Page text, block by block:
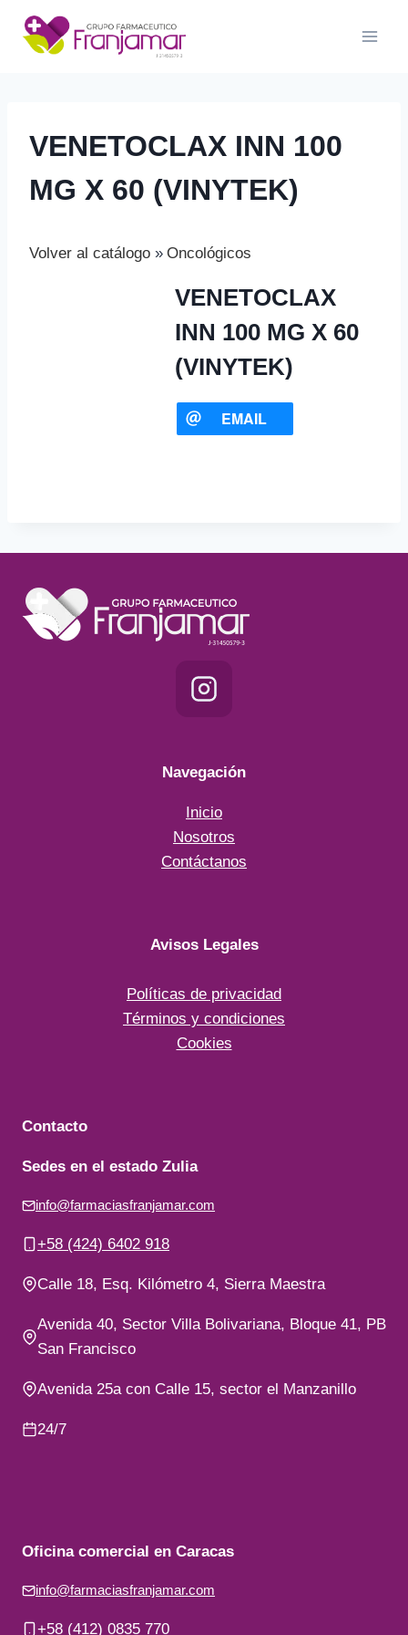
Saltar
contenido
VENETOCLAX INN 100
MG X 60 (VINYTEK)
Volver al catálogo Oncológicos
VENETOCLAX
INN 100 MG X 60
(VINYTEK)
EMAIL
Navegación
Inicio
Nosotros
Contáctanos
Avisos Legales
Políticas de privacidad
Términos y condiciones
Cookies
Contacto
Sedes en el estado Zulia
info@farmaciasfranjamar.com
+58 (424) 6402 918
Calle 18, Esq. Kilómetro 4, Sierra Maestra
Avenida 40, Sector Villa Bolivariana, Bloque 41, PB
San Francisco
Avenida 25a con Calle 15, sector el Manzanillo
24/7
Oficina comercial en Caracas
info@farmaciasfranjamar.com
+58 (412) 0835 770